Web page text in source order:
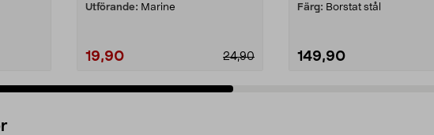
Utförande: Marine
19,90 24,90
Färg: Borstat stål
149,90